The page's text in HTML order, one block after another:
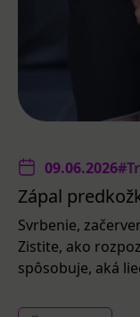
09.06.2026
Zápal
Svrbenie,
Zistite, ako
spôsobuje, aká